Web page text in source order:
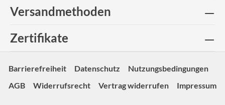
Versandmethoden
Zertifikate
Barrierefreiheit Datenschutz
Nutzungsbedingungen
AGB
Widerrufsrecht Vertrag widerrufen Impressum